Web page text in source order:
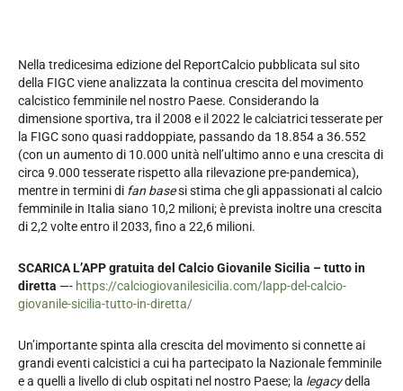
Nella tredicesima edizione del ReportCalcio pubblicata sul sito
della FIGC viene analizzata la continua crescita del movimento
calcistico femminile nel nostro Paese. Considerando la
dimensione sportiva, tra il 2008 e il 2022 le calciatrici tesserate per
la FIGC sono quasi raddoppiate, passando da 18.854 a 36.552
(con un aumento di 10.000 unità nell’ultimo anno e una crescita di
circa 9.000 tesserate rispetto alla rilevazione pre-pandemica),
mentre in termini di fan basesi stima che gli appassionati al calcio
femminile in Italia siano 10,2 milioni; è prevista inoltre una crescita
di 2,2 volte entro il 2033, fino a 22,6 milioni.
SCARICA L’APP gratuita del Calcio Giovanile Sicilia – tutto in
diretta —- https://calciogiovanilesicilia.com/lapp-del-calcio-
giovanile-sicilia-tutto-in-diretta/
Un’importante spinta alla crescita del movimento si connette ai
grandi eventi calcistici a cui ha partecipato la Nazionale femminile
e a quelli a livello di club ospitati nel nostro Paese; la legacydella